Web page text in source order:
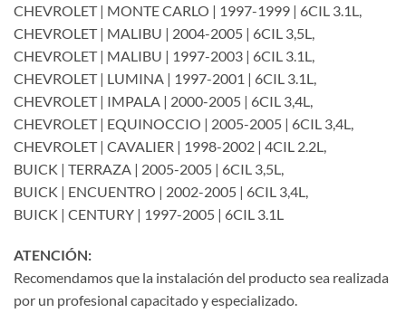
CHEVROLET | MONTE CARLO | 1997-1999 | 6CIL 3.1L,
CHEVROLET | MALIBU | 2004-2005 | 6CIL 3,5L,
CHEVROLET | MALIBU | 1997-2003 | 6CIL 3.1L,
CHEVROLET | LUMINA | 1997-2001 | 6CIL 3.1L,
CHEVROLET | IMPALA | 2000-2005 | 6CIL 3,4L,
CHEVROLET | EQUINOCCIO | 2005-2005 | 6CIL 3,4L,
CHEVROLET | CAVALIER | 1998-2002 | 4CIL 2.2L,
BUICK | TERRAZA | 2005-2005 | 6CIL 3,5L,
BUICK | ENCUENTRO | 2002-2005 | 6CIL 3,4L,
BUICK | CENTURY | 1997-2005 | 6CIL 3.1L
ATENCIÓN:
Recomendamos que la instalación del producto sea realizada
por un profesional capacitado y especializado.